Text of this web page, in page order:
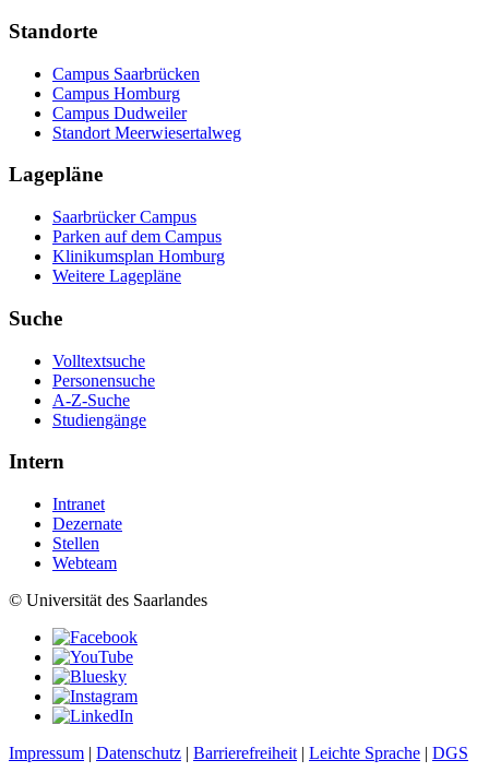
Standorte
Campus Saarbrücken
Campus Homburg
Campus Dudweiler
Standort Meerwiesertalweg
Lagepläne
Saarbrücker Campus
Parken auf dem Campus
Klinikumsplan Homburg
Weitere Lagepläne
Suche
Volltextsuche
Personensuche
A-Z-Suche
Studiengänge
Intern
Intranet
Dezernate
Stellen
Webteam
© Universität des Saarlandes
Impressum | Datenschutz | Barrierefreiheit | Leichte Sprache | DGS